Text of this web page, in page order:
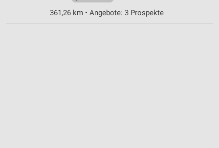
361,26 km • Angebote: 3 Prospekte